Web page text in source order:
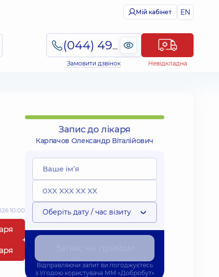
Мій кабінет EN
(044) 495-2-888
Замовити дзвінок Невідкладна
10:00
Запис до лікаря
Карпачов Олександр Віталійович
Оберіть дату / час візиту
Відправляючи запит ви погоджуєтесь
з Угодою користувача ММ «Добробут»